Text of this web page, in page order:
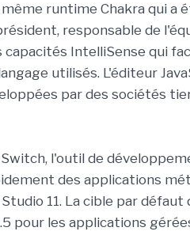
runtime Chakra qui a
responsable de
capacités IntelliSense qui
utilisés. L'éditeur
par des sociétés
l'outil de
des applications
11. La cible par
pour les applications